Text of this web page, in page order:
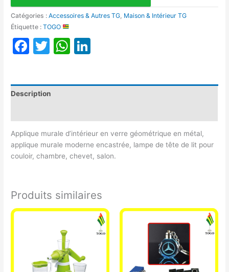
Catégories :Accessoires & Autres TG Maison & Intérieur TG
Étiquette :TOGO
Facebook
TwitterWhatsApp
Description
Applique murale d’intérieur en verre géométrique en métal,
applique murale moderne encastrée, lampe de tête de lit pour
couloir, chambre, chevet, salon.
Produits similaires